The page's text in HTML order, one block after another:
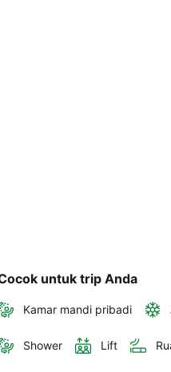
untuk trip Anda
Kamar mandi pribadi
Shower Lift